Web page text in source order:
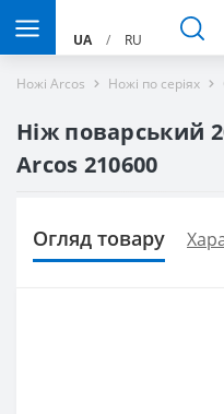
UA / RU
Ножі Arcos Ножі по серіях
Ніж поварський
Arcos 210600
Огляд товару